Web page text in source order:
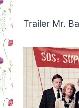
Trailer Mr.